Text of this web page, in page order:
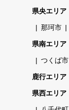
県央エリア
那珂市
県南エリア
つくば市
鹿行エリア
県西エリア